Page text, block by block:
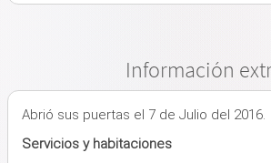
Información
Abrió sus puertas el 7 de Julio del 2016.
Servicios y habitaciones